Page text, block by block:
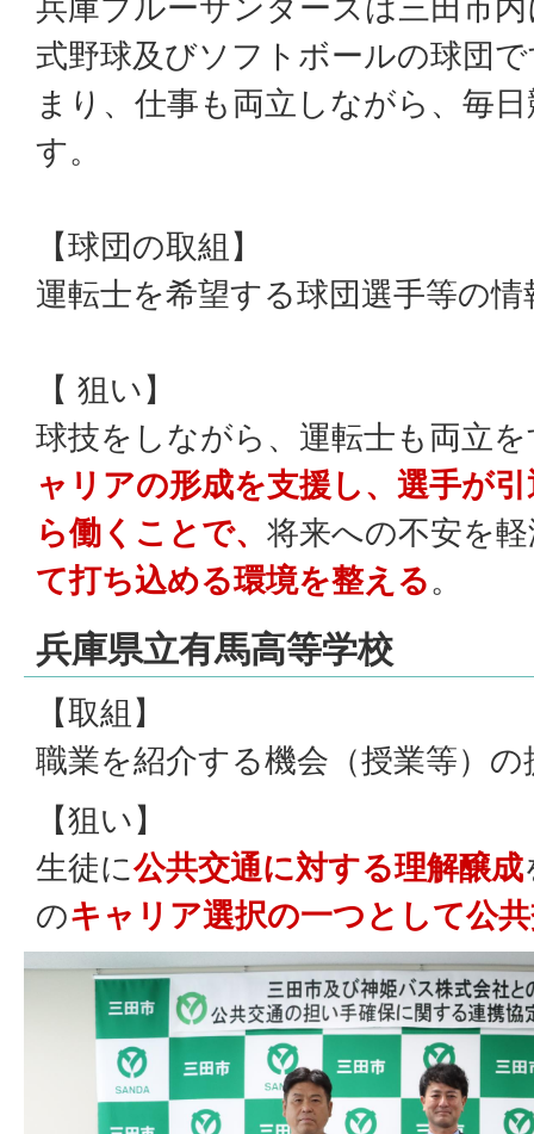
兵庫ブルーサンダーズは三田市
式野球及びソフトボールの球団
まり、仕事も両立しながら、毎
す。
【球団の取組】
運転士を希望する球団選手等の情
【 狙い】
球技をしながら、運転士も両立
ャリアの形成を支援し、選手が
ら働くことで、 将来への不安を
て打ち込める環境を整える。
兵庫県立有馬高等学校
【取組】
職業を紹介する機会（授業等）の
【狙い】
生徒に公共交通に対する理解醸成
のキャリア選択の一つとして公